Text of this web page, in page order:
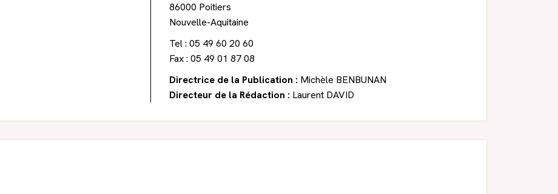
86000 Poitiers
Nouvelle-Aquitaine
Tel : 05 49 60 20 60
Fax : 05 49 01 87 08
Directrice de la Publication : Michèle BENBUNAN
Directeur de la Rédaction : Laurent DAVID